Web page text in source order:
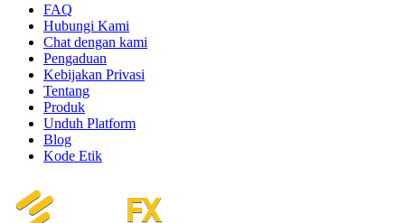
FAQ
Hubungi Kami
Chat dengan kami
Pengaduan
Kebijakan Privasi
Tentang
Produk
Unduh Platform
Blog
Kode Etik